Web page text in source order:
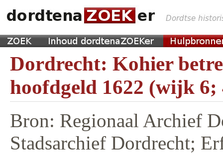
Dordrecht: Kohier
hoofdgeld 1622 (wijk 6;
Bron: Regionaal Archief
Stadsarchief Dordrecht;